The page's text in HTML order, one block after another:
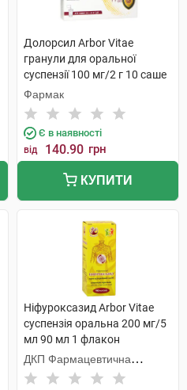
Долорсил Arbor Vitae
гранули для оральної
суспензії 100 мг/2 г 10 саше
Фармак
Є в наявності
від 140.90 грн
КУПИТИ
Ніфуроксазид Arbor Vitae
суспензія оральна 200 мг/5
мл 90 мл 1 флакон
ДКП Фармацевтична
фабрика